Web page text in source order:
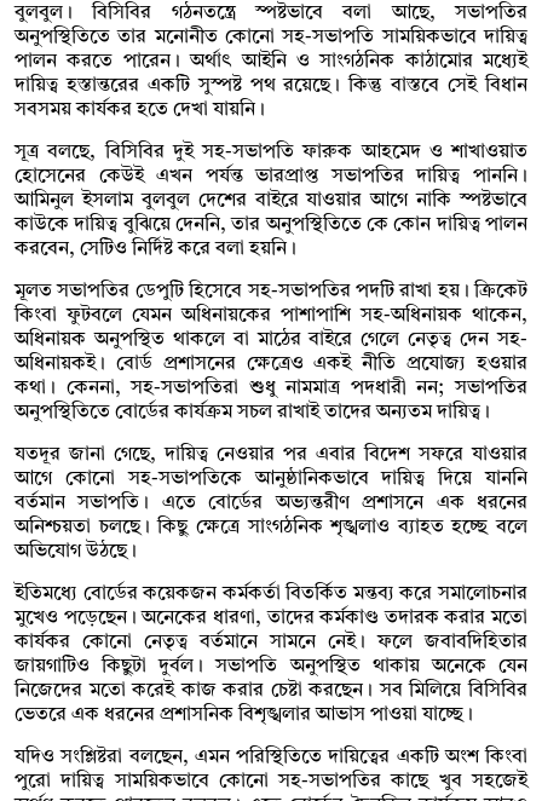
বুলবুল। বিসিবির গঠনতন্ত্রে স্পষ্টভাবে বলা আছে, সভাপতির
অনুপস্থিতিতে তার মনোনীত কোনো সহ-সভাপতি সাময়িকভাবে দায়িত্ব
পালন করতে পারেন। অর্থাৎ আইনি ও সাংগঠনিক কাঠামোর মধ্যেই
দায়িত্ব হস্তান্তরের একটি সুস্পষ্ট পথ রয়েছে। কিন্তু বাস্তবে সেই বিধান
সবসময় কার্যকর হতে দেখা যায়নি।
সূত্র বলছে, বিসিবির দুই সহ-সভাপতি ফারুক আহমেদ ও শাখাওয়াত
হোসেনের কেউই এখন পর্যন্ত ভারপ্রাপ্ত সভাপতির দায়িত্ব পাননি।
আমিনুল ইসলাম বুলবুল দেশের বাইরে যাওয়ার আগে নাকি স্পষ্টভাবে
কাউকে দায়িত্ব বুঝিয়ে দেননি, তার অনুপস্থিতিতে কে কোন দায়িত্ব পালন
করবেন, সেটিও নির্দিষ্ট করে বলা হয়নি।
মূলত সভাপতির ডেপুটি হিসেবে সহ-সভাপতির পদটি রাখা হয়। ক্রিকেট
কিংবা ফুটবলে যেমন অধিনায়কের পাশাপাশি সহ-অধিনায়ক থাকেন,
অধিনায়ক অনুপস্থিত থাকলে বা মাঠের বাইরে গেলে নেতৃত্ব দেন সহ-
অধিনায়কই। বোর্ড প্রশাসনের ক্ষেত্রেও একই নীতি প্রযোজ্য হওয়ার
কথা। কেননা, সহ-সভাপতিরা শুধু নামমাত্র পদধারী নন; সভাপতির
অনুপস্থিতিতে বোর্ডের কার্যক্রম সচল রাখাই তাদের অন্যতম দায়িত্ব।
যতদূর জানা গেছে, দায়িত্ব নেওয়ার পর এবার বিদেশ সফরে যাওয়ার
আগে কোনো সহ-সভাপতিকে আনুষ্ঠানিকভাবে দায়িত্ব দিয়ে যাননি
বর্তমান সভাপতি। এতে বোর্ডের অভ্যন্তরীণ প্রশাসনে এক ধরনের
অনিশ্চয়তা চলছে। কিছু ক্ষেত্রে সাংগঠনিক শৃঙ্খলাও ব্যাহত হচ্ছে বলে
অভিযোগ উঠছে।
ইতিমধ্যে বোর্ডের কয়েকজন কর্মকর্তা বিতর্কিত মন্তব্য করে সমালোচনার
মুখেও পড়েছেন। অনেকের ধারণা, তাদের কর্মকাণ্ড তদারক করার মতো
কার্যকর কোনো নেতৃত্ব বর্তমানে সামনে নেই। ফলে জবাবদিহিতার
জায়গাটিও কিছুটা দুর্বল। সভাপতি অনুপস্থিত থাকায় অনেকে যেন
নিজেদের মতো করেই কাজ করার চেষ্টা করছেন। সব মিলিয়ে বিসিবির
ভেতরে এক ধরনের প্রশাসনিক বিশৃঙ্খলার আভাস পাওয়া যাচ্ছে।
যদিও সংশ্লিষ্টরা বলছেন, এমন পরিস্থিতিতে দায়িত্বের একটি অংশ কিংবা
পুরো দায়িত্ব সাময়িকভাবে কোনো সহ-সভাপতির কাছে খুব সহজেই